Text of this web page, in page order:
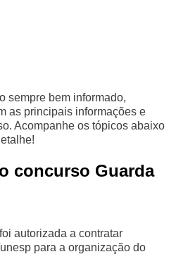
sempre bem informado,
as principais informações e
Acompanhe os tópicos abaixo
concurso Guarda
autorizada a contratar
para a organização do